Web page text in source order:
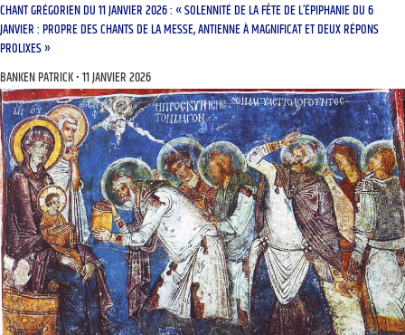
CHANT GRÉGORIEN DU 11 JANVIER 2026 : « SOLENNITÉ DE LA FÊTE DE L’ÉPIPHANIE DU 6
JANVIER : PROPRE DES CHANTS DE LA MESSE, ANTIENNE À MAGNIFICAT ET DEUX RÉPONS
PROLIXES »
BANKEN PATRICK 11 JANVIER 2026